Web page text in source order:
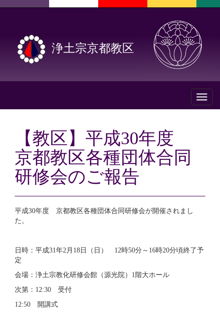
浄土宗京都教区
Toggle
【教区】平成30年度
京都教区各種団体合同
研修会のご報告
平成30年度 京都教区各種団体合同研修会が開催されまし
た。
日時：平成31年2月18日（日） 12時50分～16時20分頃終了予
定
会場：浄土宗教化研修会館（源光院）1階大ホール
次第：12:30 受付
12:50 開講式